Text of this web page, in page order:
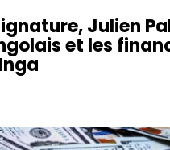
Julien
et les